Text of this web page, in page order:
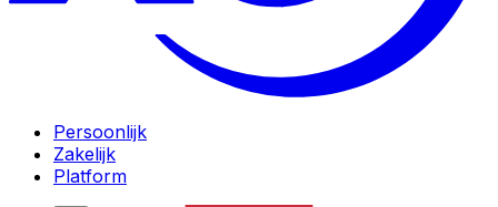
Persoonlijk
Zakelijk
Platform